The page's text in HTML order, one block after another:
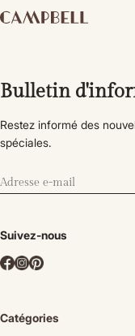
Bulletin
Restez informé des
spéciales.
Suivez-nous
Catégories